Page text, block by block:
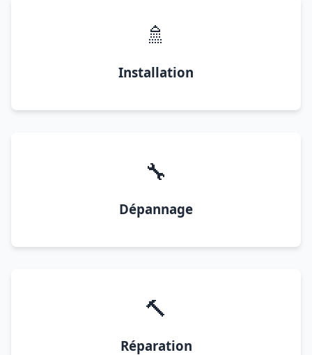
🚿
Installation
🔧
Dépannage
🔨
Réparation